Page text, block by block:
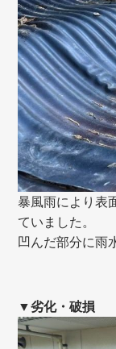
暴風雨により表
ていました。
凹んだ部分に雨
▼劣化・破損